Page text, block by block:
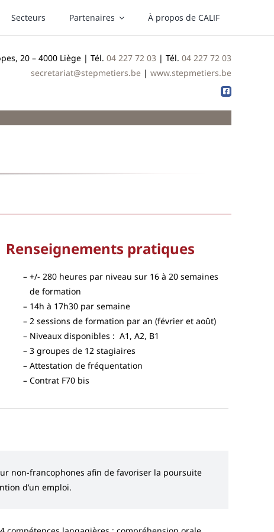
Secteurs Partenaires À propos de CALIF
20 – 4000 Liège | Tél.04 227 72 03 | Tél.04 227 72 03
secretariat@stepmetiers.be |www.stepmetiers.be
Renseignements pratiques
+/- 280 heures par niveau sur 16 à 20 semaines
de formation
14h à 17h30 par semaine
2 sessions de formation par an (février et août)
Niveaux disponibles : A1, A2, B1
3 groupes de 12 stagiaires
Attestation de fréquentation
Contrat F70 bis
non-francophones afin de favoriser la poursuite
d’un emploi.